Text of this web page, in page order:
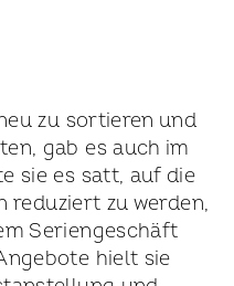
zu sortieren und
gab es auch im
sie es satt, auf die
reduziert zu werden,
Serien­geschäft
hielt sie